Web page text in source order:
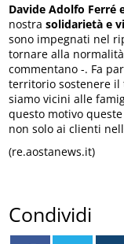
Davide Adolfo Ferré
nostrasolidarietà e
sono impegnati nel
tornare alla
commentano -. Fa
territorio sostenere il
siamo vicini alle
questo motivo
non solo ai clienti
(re.aostanews.it)
Condividi